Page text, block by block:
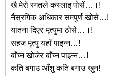
खै मेरो रगतले कस्लाइ पोसें…।!
नैस्रगिक अधिकार समपुर्ण खोसे…!
यातना दिएर मृत्युमा ठोसे…।!
सहज मृत्यु यहाँ पाइन्न…!
बाँच्न खोजेर बाँच्न पाइन्न…!
कति बगाउ आँशु कति बगाउ खुन!